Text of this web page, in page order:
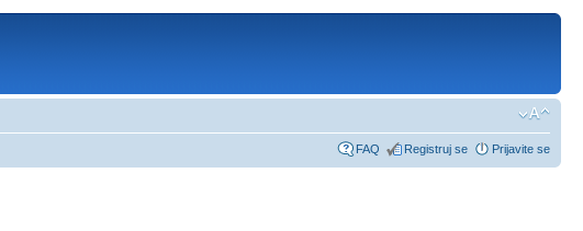
FAQ Registruj se Prijavite se